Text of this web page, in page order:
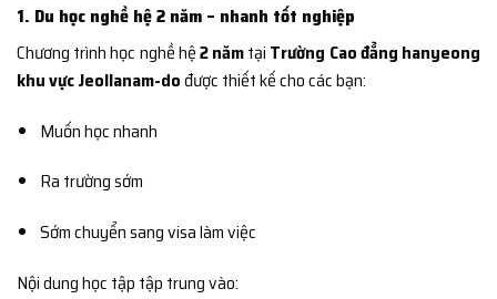
1. Du học nghề hệ 2 năm – nhanh tốt nghiệp
Chương trình học nghề hệ2 nămtại Trường Cao đẳng hanyeong
khu vực Jeollanam-dođược thiết kế cho các bạn:
Muốn học nhanh
Ra trường sớm
Sớm chuyển sang visa làm việc
Nội dung học tập tập trung vào: